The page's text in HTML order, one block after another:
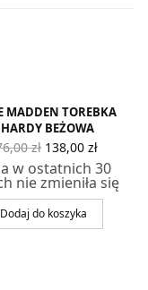
MADDEN TOREBKA
BEŻOWA
zł Pierwotna
cena
wynosiła:
276,00 zł.
138,00 zł
138,00
w ostatnich 30
nie zmieniła się
Dodaj do koszyka